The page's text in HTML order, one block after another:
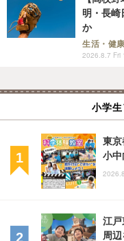
明・長崎
か
生活・健康
2026.8.7 Fri
小学
東京
小中
江戸
周